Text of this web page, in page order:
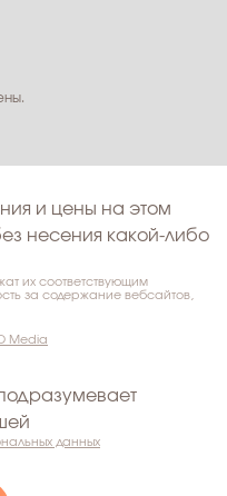
и цены на этом
несения какой-либо
их соответствующим
за содержание вебсайтов,
Media
данных